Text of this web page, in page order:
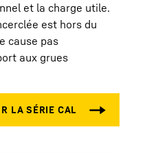
et la charge utile.
est hors du
cause pas
aux grues